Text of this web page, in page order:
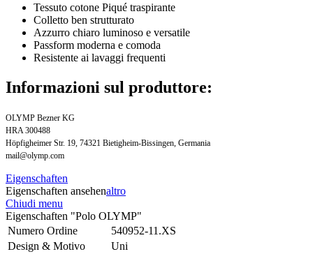
Tessuto cotone Piqué traspirante
Colletto ben strutturato
Azzurro chiaro luminoso e versatile
Passform moderna e comoda
Resistente ai lavaggi frequenti
Informazioni sul produttore:
OLYMP Bezner KG
HRA 300488
Höpfigheimer Str. 19, 74321 Bietigheim-Bissingen, Germania
mail@olymp.com
Eigenschaften
Eigenschaften ansehenaltro
Chiudi menu
Eigenschaften "Polo OLYMP"
Numero Ordine
540952-11.XS
Design & Motivo
Uni